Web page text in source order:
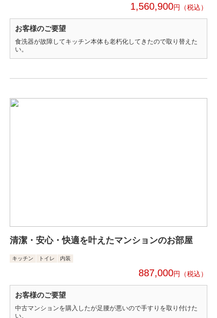
1,560,900円
お客様のご要望
食洗器が故障してキッチン本体も老朽化してきたので取り替えた
い。
清潔・安心・快適を叶えたマンションのお部屋
キッチン トイレ 内装
887,000円
お客様のご要望
中古マンションを購入したが足腰が悪いので手すりを取り付けた
い。